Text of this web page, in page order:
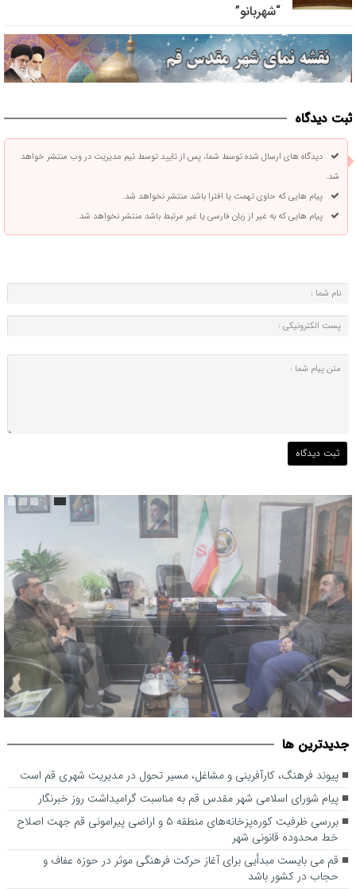
“شهربانو”
ثبت دیدگاه
دیدگاه های ارسال شده توسط شما، پس از تایید توسط تیم مدیریت در وب منتشر خواهد
شد.
پیام هایی که حاوی تهمت یا افترا باشد منتشر نخواهد شد.
پیام هایی که به غیر از زبان فارسی یا غیر مرتبط باشد منتشر نخواهد شد.
است
اصلاح خط محدوده قانونی شهر
جديدترين ها
پیوند فرهنگ، کارآفرینی و مشاغل، مسیر تحول در مدیریت شهری قم است
پیام شورای اسلامی شهر مقدس قم به مناسبت گرامیداشت روز خبرنگار
بررسی ظرفیت کوره‌پزخانه‌های منطقه ۵ و اراضی پیرامونی قم جهت اصلاح
خط محدوده قانونی شهر
قم می بایست مبدأیی برای آغاز حرکت فرهنگی موثر در حوزه عفاف و
حجاب در کشور باشد